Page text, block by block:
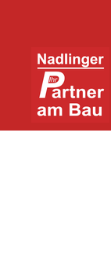
springen